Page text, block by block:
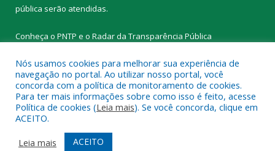
pública serão atendidas.
Conheça o PNTP e o Radar da Transparência Pública
Todos os direitos reservados a Prefeitura Municipal de Novo
Progresso.
Mapa do Site
Acessar Área Administrativa
Nós usamos cookies para melhorar sua experiência de
navegação no portal. Ao utilizar nosso portal, você
concorda com a política de monitoramento de cookies.
Para ter mais informações sobre como isso é feito, acesse
Política de cookies (Leia mais). Se você concorda, clique em
ACEITO.
Leia mais
ACEITO